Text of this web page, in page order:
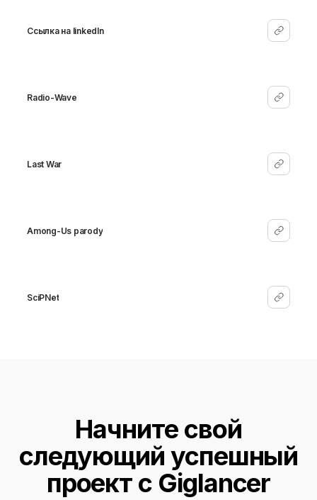
Cсылка на linkedIn
Radio-Wave
Last War
Among-Us parody
SciPNet
Начните свой
следующий успешный
проект с Giglancer